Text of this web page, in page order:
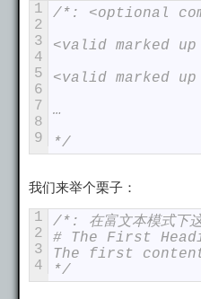
1
2
3
4
5
6
7
8
9
/*: <optional
<valid marked
<valid marked
…
*/
我们来举个栗子：
1
2
3
4
/*: 在富文本模式下这
# The First
The first
*/